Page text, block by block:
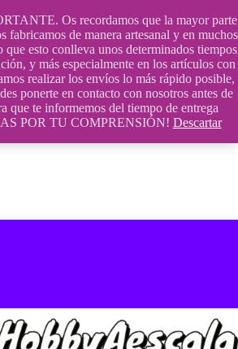
Os recordamos que la mayor parte
fabricamos de manera artesanal y en muchos
que esto conlleva unos determinados tiempos
y más especialmente en los artículos con
realizar los envíos lo más rápido posible,
ponerte en contacto con nosotros antes de
que te informemos del tiempo de entrega
POR TU COMPRENSIÓN! Descartar
a 14:00